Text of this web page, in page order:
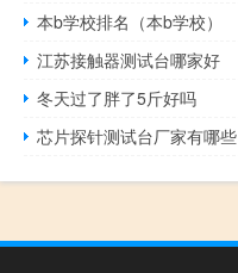
本b学校排名（本b学校）
江苏接触器测试台哪家好
冬天过了胖了5斤好吗
芯片探针测试台厂家有哪些